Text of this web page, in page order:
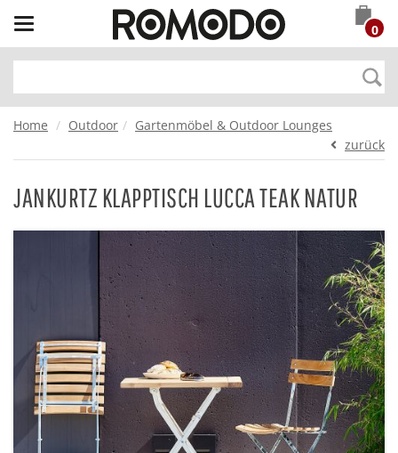
Toggle
navigation
0
Home Outdoor
Gartenmöbel & Outdoor Lounges
zurück
JANKURTZ KLAPPTISCH LUCCA TEAK NATUR